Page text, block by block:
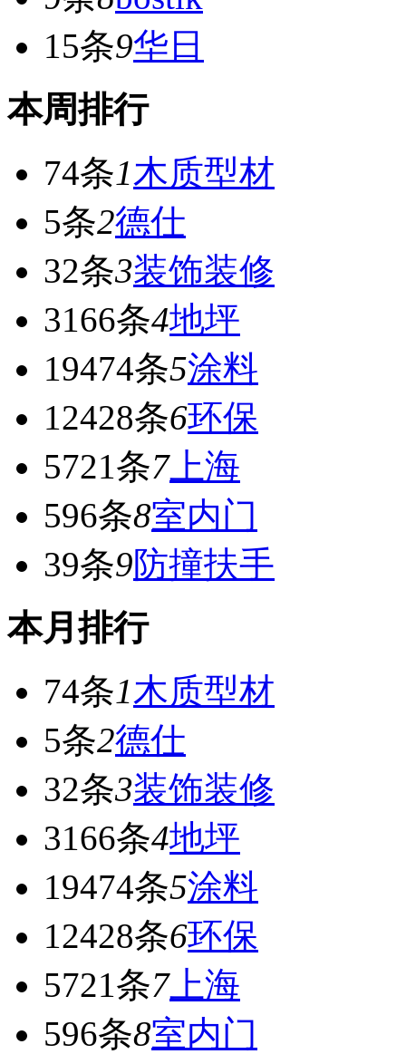
15条9华日
本周排行
74条1木质型材
5条2德仕
32条3装饰装修
3166条4地坪
19474条5涂料
12428条6环保
5721条7上海
596条8室内门
39条9防撞扶手
本月排行
74条1木质型材
5条2德仕
32条3装饰装修
3166条4地坪
19474条5涂料
12428条6环保
5721条7上海
596条8室内门